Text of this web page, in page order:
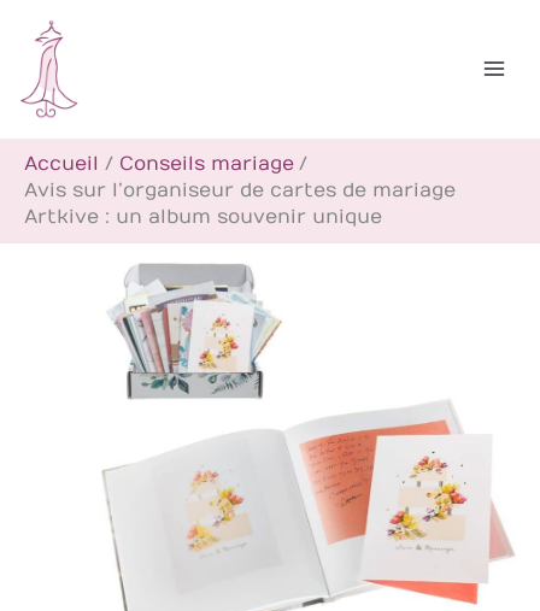
contenu
Accueil
Conseils mariage
Avis sur l’organiseur de cartes de mariage
Artkive : un album souvenir unique
c
h
e
r
c